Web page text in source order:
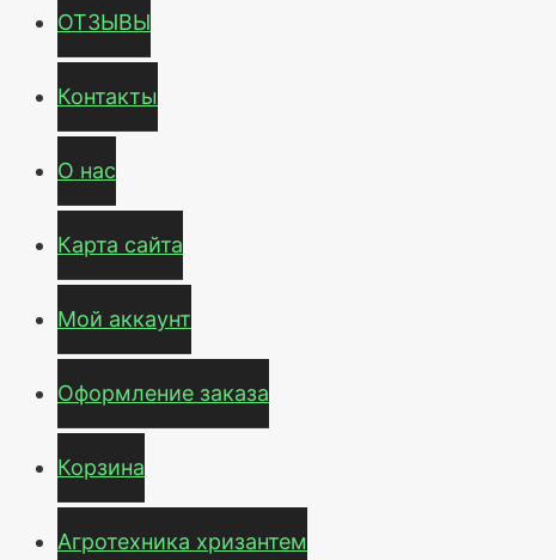
ОТЗЫВЫ
Контакты
О нас
Карта сайта
Мой аккаунт
Оформление заказа
Корзина
Агротехника хризантем